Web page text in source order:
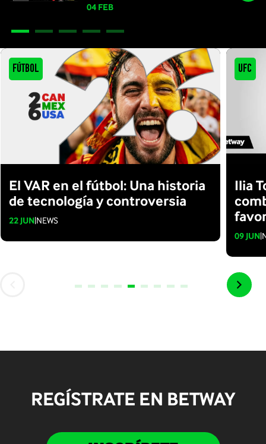
04 FEB
Fútbol
El VAR en el fútbol: Una historia
de tecnología y controversia
22 JUN|NEWS
UFC
Ilia
09 JUN|
REGÍSTRATE EN BETWAY